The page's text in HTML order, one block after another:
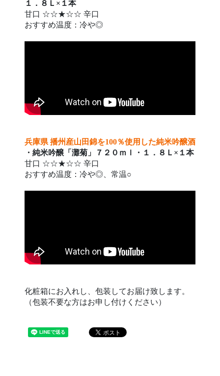
１．８Ｌ×１本
甘口 ☆☆★☆☆ 辛口
おすすめ温度：冷や◎
兵庫県 播州産山田錦を100％使用した純米吟醸酒
・純米吟醸「灘菊」７２０ｍｌ・１．８Ｌ×１本
甘口 ☆☆★☆☆ 辛口
おすすめ温度：冷や◎、常温○
化粧箱にお入れし、包装してお届け致します。
（包装不要な方はお申し付けください）